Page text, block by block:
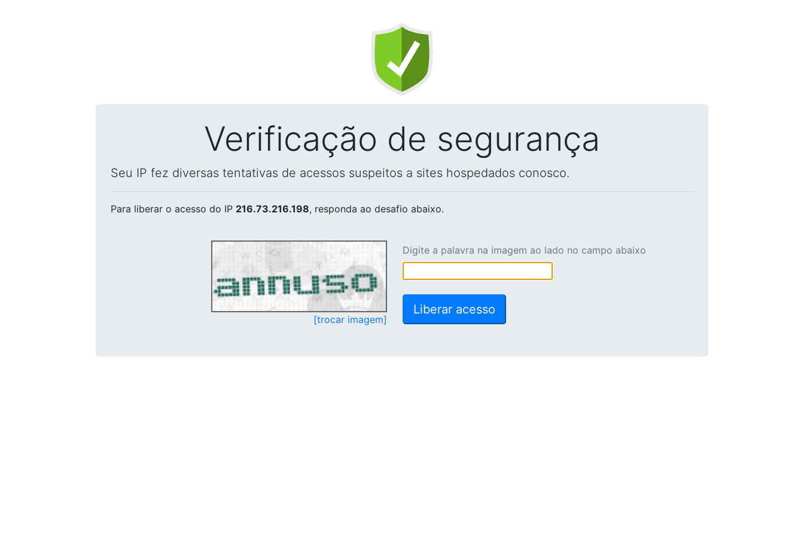
Verificação de segurança
Seu IP fez diversas tentativas de acessos suspeitos a sites hospedados conosco.
Para liberar o acesso do IP 216.73.216.198, responda ao desafio abaixo.
[trocar imagem]
Digite a palavra na imagem ao lado no campo abaixo